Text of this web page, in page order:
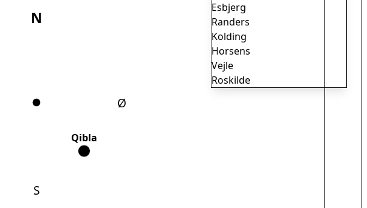
Esbjerg
Randers
Kolding
Horsens
Vejle
Roskilde
N
Ø
S
Qibla